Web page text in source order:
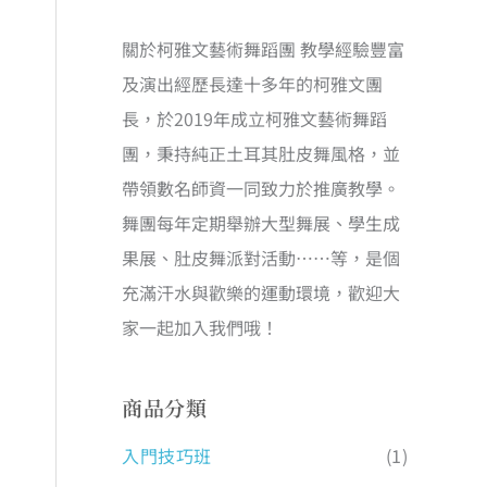
關於柯雅文藝術舞蹈團 教學經驗豐富
及演出經歷長達十多年的柯雅文團
長，於2019年成立柯雅文藝術舞蹈
團，秉持純正土耳其肚皮舞風格，並
帶領數名師資一同致力於推廣教學。
舞團每年定期舉辦大型舞展、學生成
果展、肚皮舞派對活動……等，是個
充滿汗水與歡樂的運動環境，歡迎大
家一起加入我們哦！
商品分類
入門技巧班
(1)